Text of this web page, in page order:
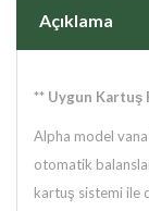
Açıklama
** Uygun Kartuş
Alpha model
otomatik
kartuş sistemi ile